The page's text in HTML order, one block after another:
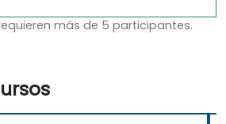
más de 5 participantes.